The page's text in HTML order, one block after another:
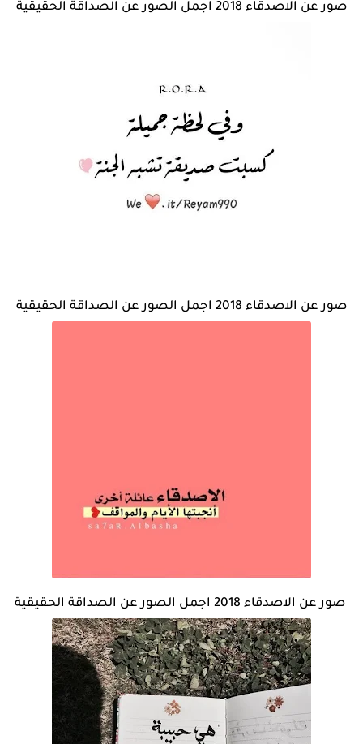
صور عن الاصدقاء 2018 اجمل الصور عن الصداقة الحقيقية
صور عن الاصدقاء 2018 اجمل الصور عن الصداقة الحقيقية
صور عن الاصدقاء 2018 اجمل الصور عن الصداقة الحقيقية